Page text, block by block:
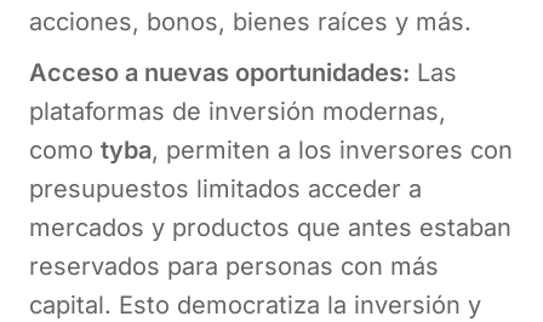
acciones, bonos, bienes raíces y más.
Acceso a nuevas oportunidades: Las
plataformas de inversión modernas,
como tyba, permiten a los inversores con
presupuestos limitados acceder a
mercados y productos que antes estaban
reservados para personas con más
capital. Esto democratiza la inversión y